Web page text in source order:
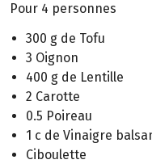
Pour 4 personnes
300 g de Tofu
3 Oignon
400 g de Lentille
2 Carotte
0.5 Poireau
1 c de Vinaigre
Ciboulette